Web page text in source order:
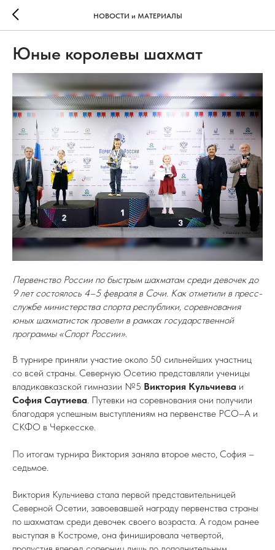
НОВОСТИ и МАТЕРИАЛЫ
Юные королевы шахмат
Первенство России по быстрым шахматам среди девочек до
9 лет состоялось 4–5 февраля в Сочи. Как отметили в пресс-
службе министерства спорта республики, соревнования
юных шахматисток провели в рамках государственной
программы «Спорт России».
В турнире приняли участие около 50 сильнейших участниц
со всей страны. Северную Осетию представляли ученицы
владикавказской гимназии №5 Виктория Кульчиева и
София Саутиева. Путевки на соревнования они получили
благодаря успешным выступлениям на первенстве РСО–А и
СКФО в Черкесске.
По итогам турнира Виктория заняла второе место, София –
седьмое.
Виктория Кульчиева стала первой представительницей
Северной Осетии, завоевавшей награду первенства страны
по шахматам среди девочек своего возраста. А годом ранее
выступая в Костроме, она финишировала четвертой,